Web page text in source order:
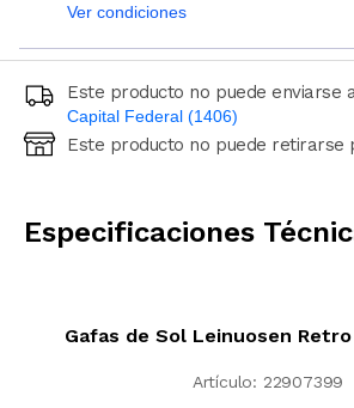
Ver condiciones
Este producto no puede enviarse
Capital Federal (1406)
Ingresá código postal (sólo números)
Este producto no puede retirarse
Especificaciones
Gafas de Sol Leinuosen
Artículo: 22907399